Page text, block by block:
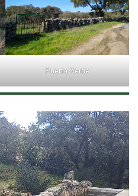
Puerta Verde